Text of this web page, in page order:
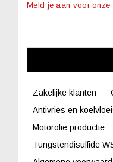
Meld je aan voor onze
Zakelijke klanten
Antivries en
Motorolie productie
Tungstendisulfide